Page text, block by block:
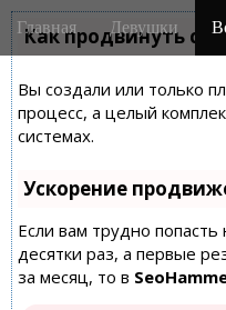
Как продвинуть
Вы создали или только
процесс, а целый
системах.
Ускорение
Если вам трудно
десятки раз, а первые
за месяц, то в
M
a
n
m
e
n
u
i
Главная Девушки